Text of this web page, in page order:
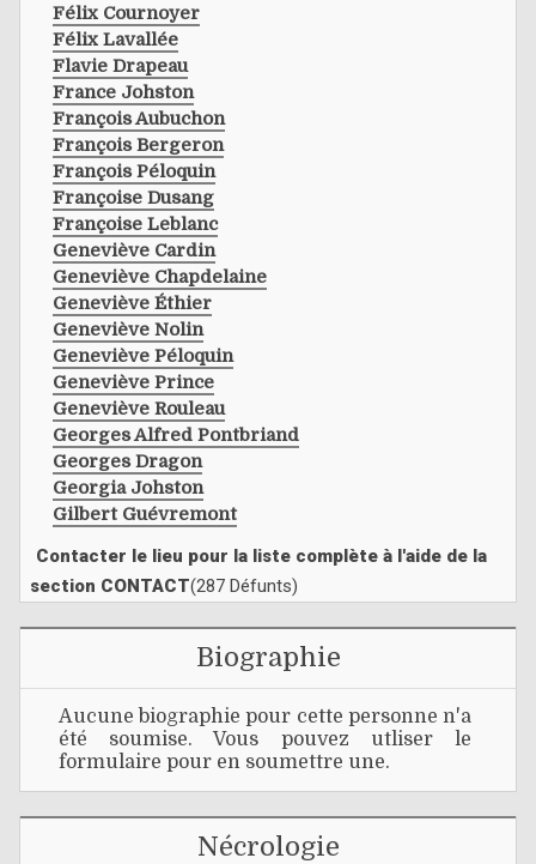
Félix Cournoyer
Félix Lavallée
Flavie Drapeau
France Johston
François Aubuchon
François Bergeron
François Péloquin
Françoise Dusang
Françoise Leblanc
Geneviève Cardin
Geneviève Chapdelaine
Geneviève Éthier
Geneviève Nolin
Geneviève Péloquin
Geneviève Prince
Geneviève Rouleau
Georges Alfred Pontbriand
Georges Dragon
Georgia Johston
Gilbert Guévremont
Contacter le lieu pour la liste complète à l'aide de la
section CONTACT(287 Défunts)
Biographie
Aucune biographie pour cette personne n'a
été soumise. Vous pouvez utliser le
formulaire pour en soumettre une.
Nécrologie